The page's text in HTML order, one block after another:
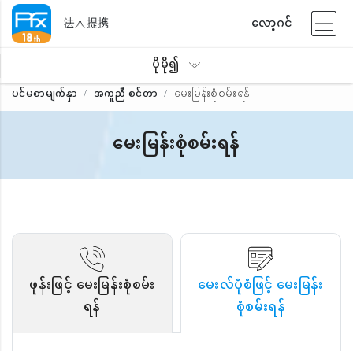
法人提携
လော့ဂင်
ပိုမို၍
ပင်မစာမျက်နှာ အကူညီ စင်တာ မေးမြန်းစုံစမ်းရန်
မေးမြန်းစုံစမ်းရန်
ဖုန်းဖြင့် မေးမြန်းစုံစမ်း
ရန်
မေးလ်ပုံစံဖြင့် မေးမြန်း
စုံစမ်းရန်